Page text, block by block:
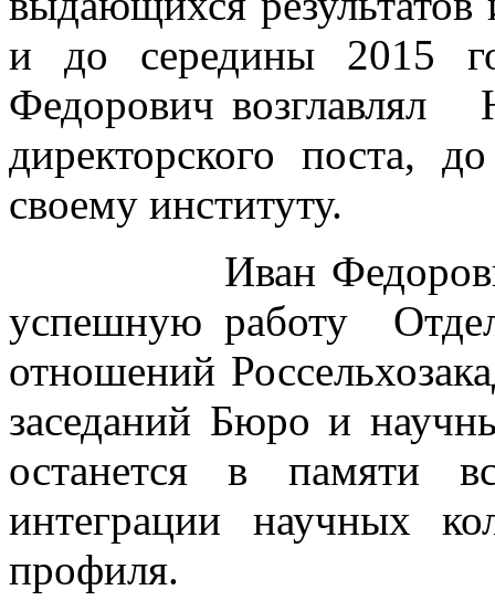
и до середины 2015
Федорович
директорского поста,
своему институту.
Иван Федорович
успешную работу
отношений
заседаний Бюро и
останется в памяти
интеграции научных
профиля.